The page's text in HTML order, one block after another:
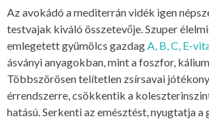
Az avokádó a mediterrán vidék igen
testvajak kiváló összetevője. Szuper
emlegetett gyümölcs gazdagA, B, C, E-
ásványi anyagokban, mint a foszfor,
Többszörösen telítetlen zsírsavai
érrendszerre, csökkentik a
hatású. Serkenti az emésztést, nyugtatja